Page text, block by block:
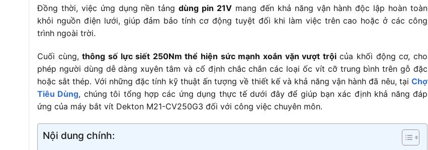
Đồng thời, việc ứng dụng nền tảngdùng pin 21V mang đến khả năng vận hành độc lập hoàn toàn
khỏi nguồn điện lưới, giúp đảm bảo tính cơ động tuyệt đối khi làm việc trên cao hoặc ở các công
trình ngoài trời.
Cuối cùng,thông số lực siết 250Nm thể hiện sức mạnh xoắn vặn vượt trộicủa khối động cơ, cho
phép người dùng dễ dàng xuyên tâm và cố định chắc chắn các loại ốc vít cỡ trung bình trên gỗ đặc
hoặc sắt thép. Với những đặc tính kỹ thuật ấn tượng về thiết kế và khả năng vận hành đã nêu, tại Chợ
Tiêu Dùng, chúng tôi tổng hợp các ứng dụng thực tế dưới đây để giúp bạn xác định khả năng đáp
ứng của máy bắt vít Dekton M21-CV250G3 đối với công việc chuyên môn.
Nội dung chính: